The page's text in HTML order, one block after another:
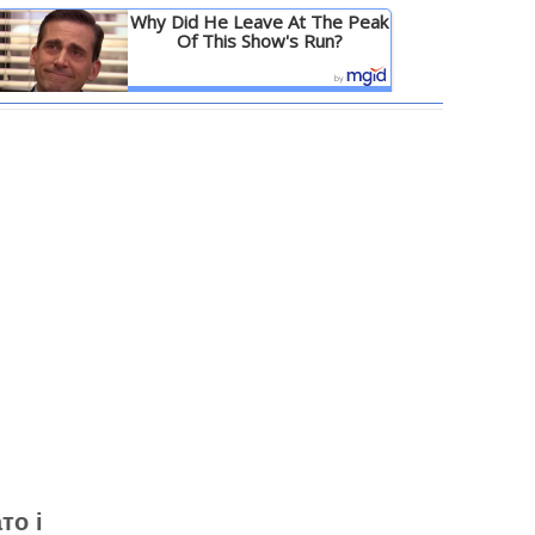
Why Did He Leave At The Peak
Of This Show's Run?
Детальніше
і